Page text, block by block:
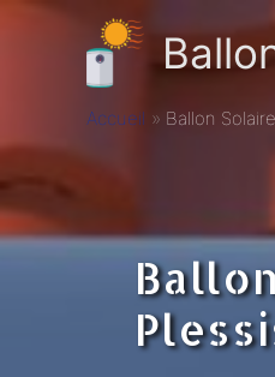
Accueil Ballon